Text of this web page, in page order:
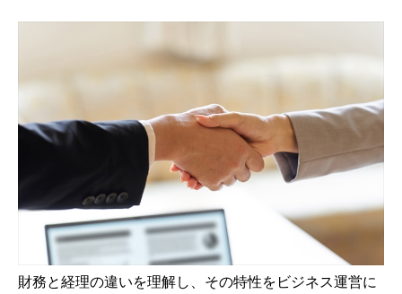
財務と経理の違いを理解し、その特性をビジネス運営に